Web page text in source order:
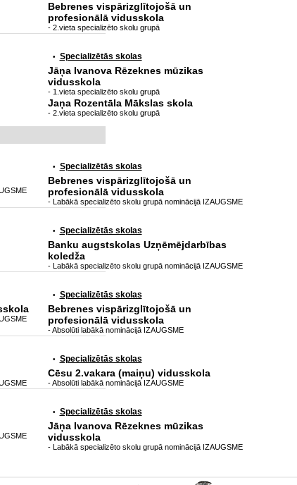
Bebrenes vispārizglītojošā un
profesionālā vidusskola
- 2.vieta specializēto skolu grupā
• Specializētās skolas
Jāņa Ivanova Rēzeknes mūzikas
vidusskola
- 1.vieta specializēto skolu grupā
Jaņa Rozentāla Mākslas skola
- 2.vieta specializēto skolu grupā
• Specializētās skolas
Bebrenes vispārizglītojošā un
profesionālā vidusskola
- Labākā specializēto skolu grupā nominācijā IZAUGSME
• Specializētās skolas
Banku augstskolas Uzņēmējdarbības
koledža
- Labākā specializēto skolu grupā nominācijā IZAUGSME
• Specializētās skolas
Bebrenes vispārizglītojošā un
profesionālā vidusskola
- Absolūti labākā nominācijā IZAUGSME
• Specializētās skolas
Cēsu 2.vakara (maiņu) vidusskola
- Absolūti labākā nominācijā IZAUGSME
• Specializētās skolas
Jāņa Ivanova Rēzeknes mūzikas
vidusskola
- Labākā specializēto skolu grupā nominācijā IZAUGSME